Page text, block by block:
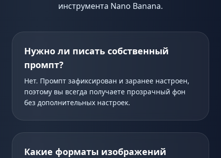
инструмента Nano Banana.
Нужно ли писать собственный
промпт?
Нет. Промпт зафиксирован и заранее настроен,
поэтому вы всегда получаете прозрачный фон
без дополнительных настроек.
Какие форматы изображений